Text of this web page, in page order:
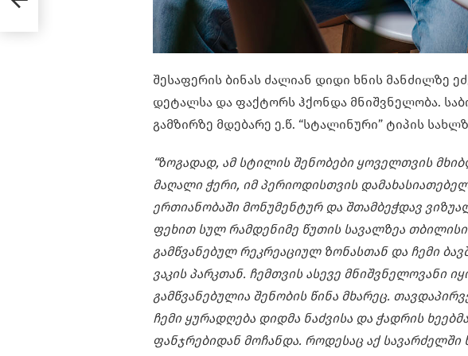
შესაფერის ბინას ძალიან დიდი ხნის მანძილზე
დეტალსა და ფაქტორს ჰქონდა მნიშვნელობა.
გამზირზე მდებარე ე.წ. “სტალინური” ტიპის
“ზოგადად, ამ სტილის შენობები ყოველთვის
მაღალი ჭერი, იმ პერიოდისთვის
ერთიანობაში მონუმენტურ და შთამბეჭდავ
ფეხით სულ რამდენიმე წუთის სავალზეა
გამწვანებულ რეკრეაციულ ზონასთან და ჩემი
ვაკის პარკთან. ჩემთვის ასევე მნიშვნელოვანი
გამწვანებულია შენობის წინა მხარეც.
ჩემი ყურადღება დიდმა ნაძვისა და ჭადრის
ფანჯრებიდან მოჩანდა. როდესაც აქ